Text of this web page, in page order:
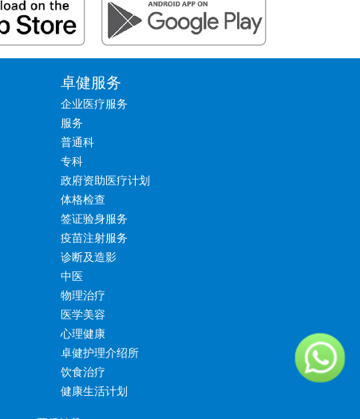
卓健服务
企业医疗服务
服务
普通科
专科
政府资助医疗计划
体格检查
签证验身服务
疫苗注射服务
诊断及造影
中医
物理治疗
医学美容
心理健康
卓健护理介绍所
饮食治疗
健康生活计划